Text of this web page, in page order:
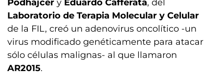
Podhajcer y Eduardo Cafferata, del
Laboratorio de Terapia Molecular y Celular
de la FIL, creó un adenovirus oncolítico -un
virus modificado genéticamente para atacar
sólo células malignas- al que llamaron
AR2015.